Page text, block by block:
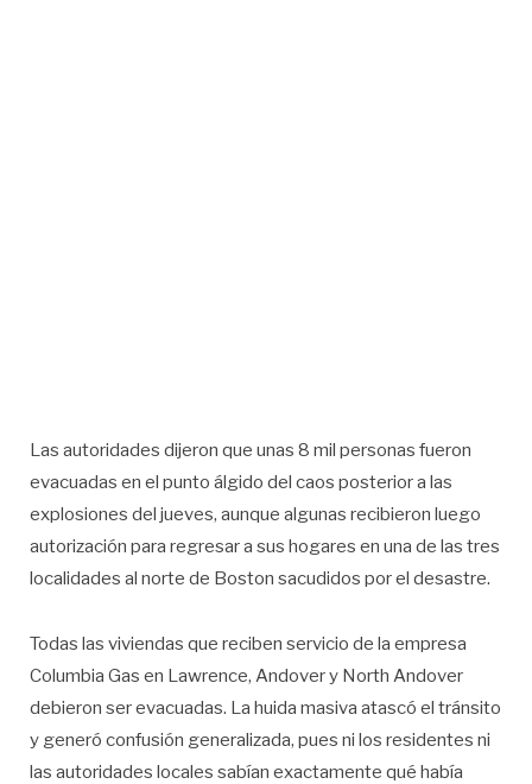
Las autoridades dijeron que unas 8 mil personas fueron
evacuadas en el punto álgido del caos posterior a las
explosiones del jueves, aunque algunas recibieron luego
autorización para regresar a sus hogares en una de las tres
localidades al norte de Boston sacudidos por el desastre.
Todas las viviendas que reciben servicio de la empresa
Columbia Gas en Lawrence, Andover y North Andover
debieron ser evacuadas. La huida masiva atascó el tránsito
y generó confusión generalizada, pues ni los residentes ni
las autoridades locales sabían exactamente qué había